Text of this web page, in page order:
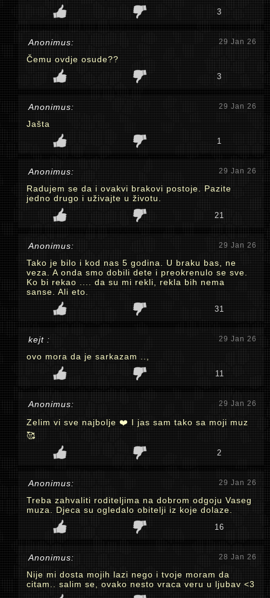
3
Anonimus: 29 Jan 26
Čemu ovdje osude??
3
Anonimus: 29 Jan 26
Jašta
1
Anonimus: 29 Jan 26
Radujem se da i ovakvi brakovi postoje. Pazite
jedno drugo i uživajte u životu.
21
Anonimus: 29 Jan 26
Tako je bilo i kod nas 5 godina. U braku bas, ne
veza. A onda smo dobili dete i preokrenulo se sve.
Ko bi rekao .... da su mi rekli, rekla bih nema
sanse. Ali eto.
31
kejt : 29 Jan 26
ovo mora da je sarkazam ..,
11
Anonimus: 29 Jan 26
Zelim vi sve najbolje ❤️ I jas sam tako sa moji muz
🥰
2
Anonimus: 29 Jan 26
Treba zahvaliti roditeljima na dobrom odgoju Vaseg
muza. Djeca su ogledalo obitelji iz koje dolaze.
16
Anonimus: 28 Jan 26
Nije mi dosta mojih lazi nego i tvoje moram da
citam.. salim se, ovako nesto vraca veru u ljubav <3